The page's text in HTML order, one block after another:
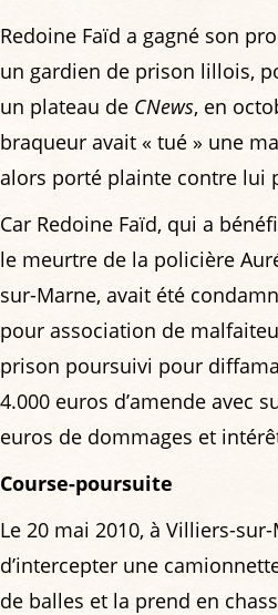
Redoine Faïd a gagné son
un gardien de prison lillois,
un plateau de CNews, en
braqueur avait « tué » une
alors porté plainte contre lui
Car Redoine Faïd, qui a
le meurtre de la policière
sur-Marne, avait été
pour association de
prison poursuivi pour
4.000 euros d’amende avec
euros de dommages et
Course-poursuite
Le 20 mai 2010, à Villiers-
d’intercepter une
de balles et la prend en